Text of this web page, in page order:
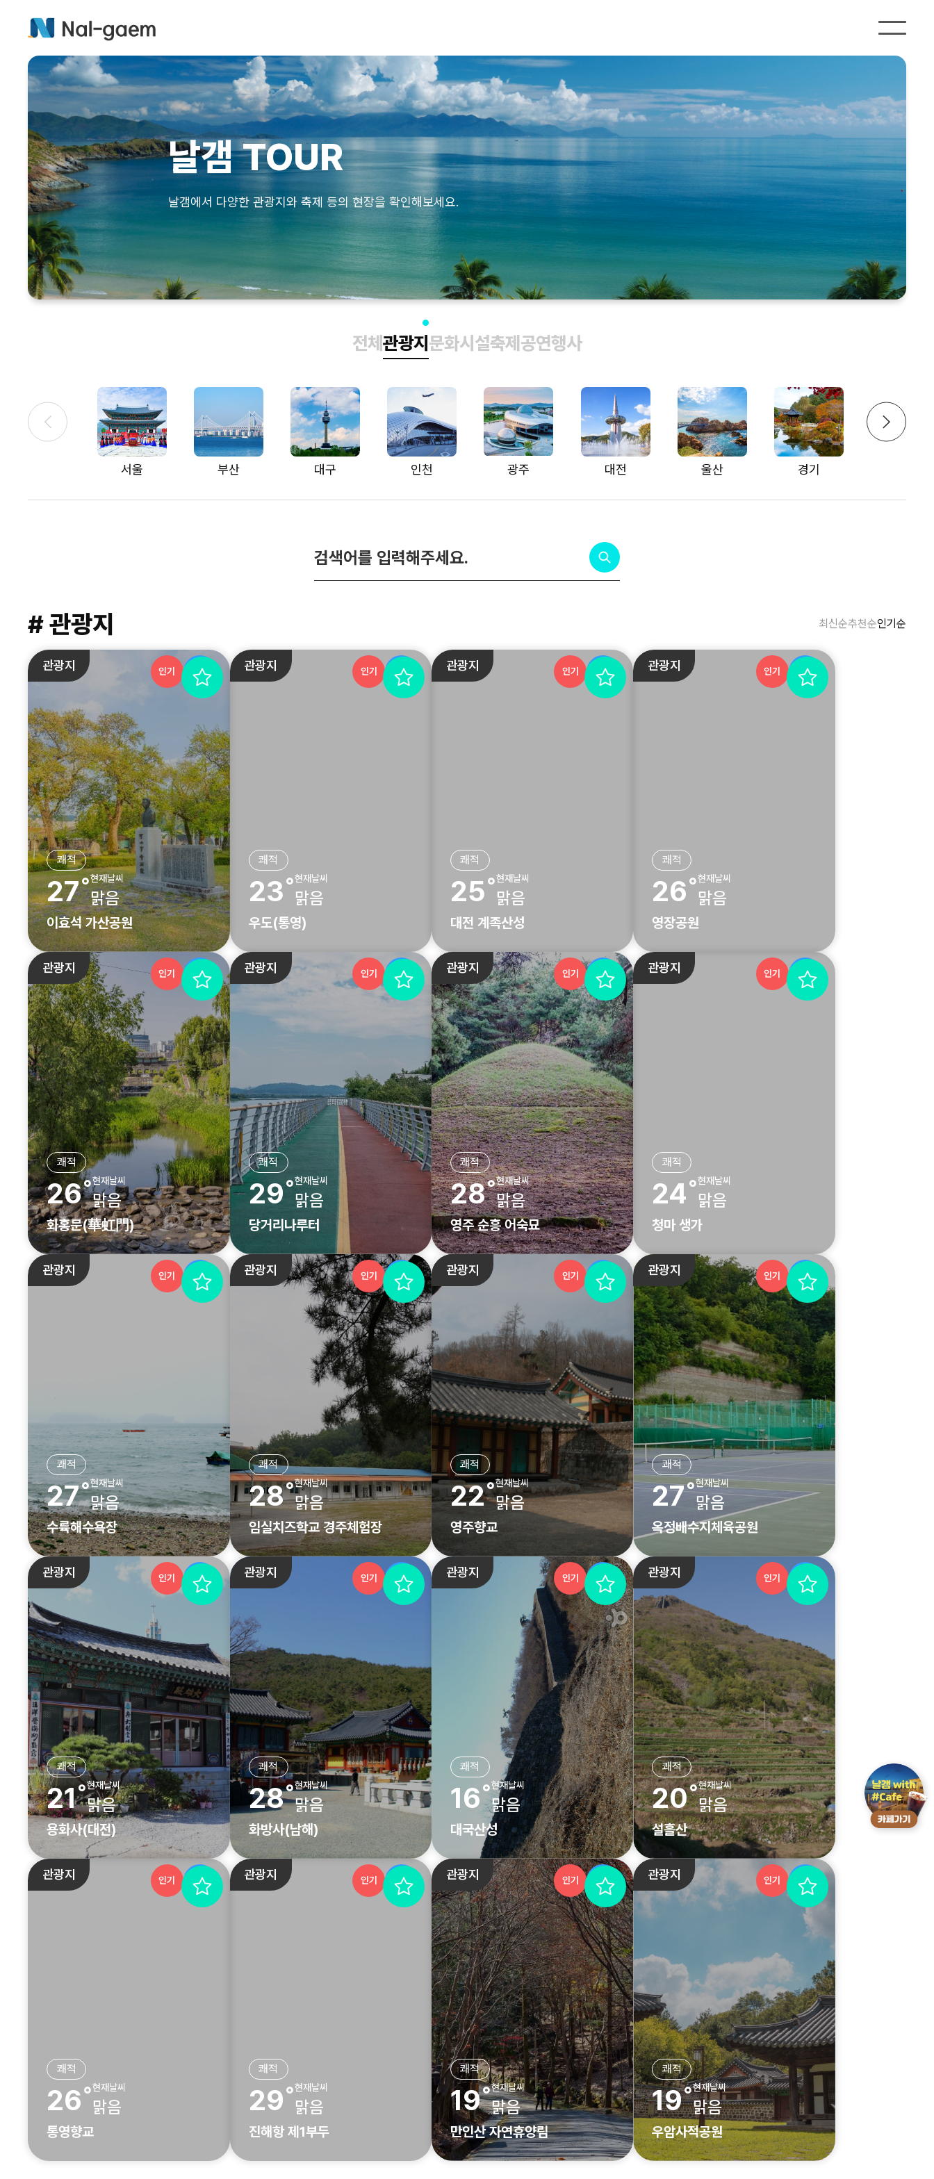
날갬 TOUR
날갬에서 다양한 관광지와 축제 등의 현장을 확인해보세요.
전체관광지 문화시설축제공연행사
서울 부산 대구 인천 광주 대전 울산 경기
# 관광지 최신순추천순인기순
쾌적
27˚현재날씨
맑음
이효석 가산공원
관광지 인기 추천
쾌적
23˚현재날씨
맑음
우도(통영)
관광지 인기 추천
쾌적
25˚현재날씨
맑음
대전 계족산성
관광지 인기 추천
쾌적
26˚현재날씨
맑음
영장공원
관광지 인기 추천
쾌적
26˚현재날씨
맑음
화홍문(華虹門)
관광지 인기 추천
쾌적
29˚현재날씨
맑음
당거리나루터
관광지 인기 추천
쾌적
28˚현재날씨
맑음
영주 순흥 어숙묘
관광지 인기 추천
쾌적
24˚현재날씨
맑음
청마 생가
관광지 인기 추천
쾌적
27˚현재날씨
맑음
수륙해수욕장
관광지 인기 추천
쾌적
28˚현재날씨
맑음
임실치즈학교 경주체험장
관광지 인기 추천
쾌적
22˚현재날씨
맑음
영주향교
관광지 인기 추천
쾌적
27˚현재날씨
맑음
옥정배수지체육공원
관광지 인기 추천
쾌적
21˚현재날씨
맑음
용화사(대전)
관광지 인기 추천
쾌적
28˚현재날씨
맑음
화방사(남해)
관광지 인기 추천
쾌적
16˚현재날씨
맑음
대국산성
관광지 인기 추천
쾌적
20˚현재날씨
맑음
설흘산
관광지 인기 추천
쾌적
26˚현재날씨
맑음
통영향교
관광지 인기 추천
쾌적
29˚현재날씨
맑음
진해항 제1부두
관광지 인기 추천
쾌적
19˚현재날씨
맑음
만인산 자연휴양림
관광지 인기 추천
쾌적
19˚현재날씨
맑음
우암사적공원
관광지 인기 추천